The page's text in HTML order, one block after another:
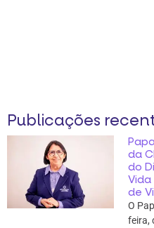
Publicações
da
do
de
O
feira,